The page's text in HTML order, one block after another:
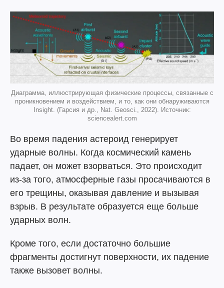
Диаграмма, иллюстрирующая физические процессы, связанные с
проникновением и воздействием, и то, как они обнаруживаются
Insight. (Гарсия и др., Nat. Geosci., 2022). Источник:
sciencealert.com
Во время падения астероид генерирует
ударные волны. Когда космический камень
падает, он может взорваться. Это происходит
из-за того, атмосферные газы просачиваются в
его трещины, оказывая давление и вызывая
взрыв. В результате образуется еще больше
ударных волн.
Кроме того, если достаточно большие
фрагменты достигнут поверхности, их падение
также вызовет волны.